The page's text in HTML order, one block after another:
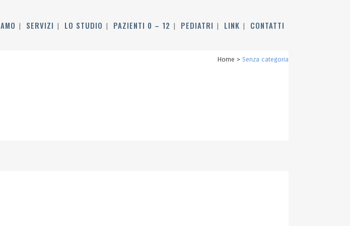
SERVIZI LO STUDIO PAZIENTI 0 – 12 PEDIATRI LINK CONTATTI
Home > Senza categoria